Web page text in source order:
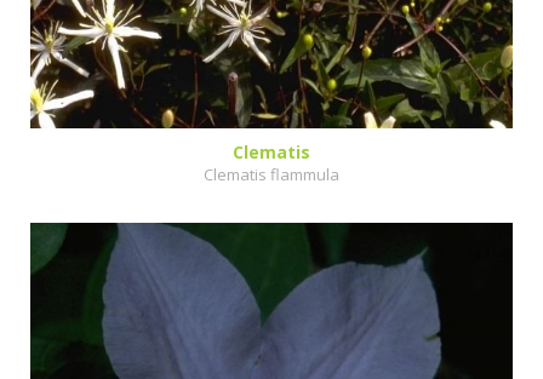
Clematis
Clematis flammula